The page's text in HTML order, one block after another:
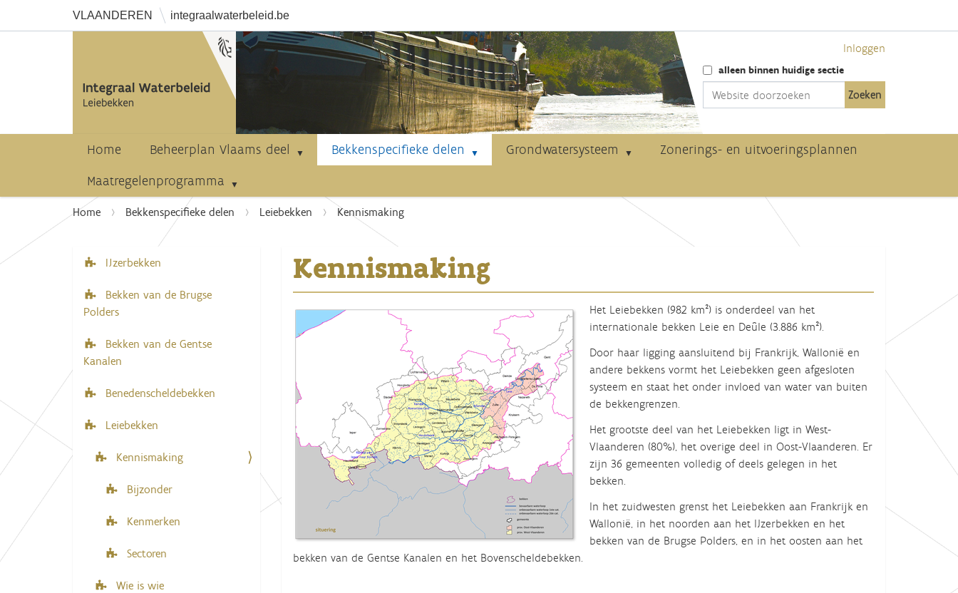
VLAANDEREN integraalwaterbeleid.be
Zoekalleen binnen huidige sectie
Inloggen
Home Beheerplan Vlaams deel Bekkenspecifieke delen Grondwatersysteem
Zonerings- en uitvoeringsplannen
Maatregelenprogramma
U
Home Bekkenspecifieke delen Leiebekken Kennismaking
Kennismaking
Het Leiebekken (982 km²) is onderdeel van het
internationale bekken Leie en Deûle (3.886 km²).
Door haar ligging aansluitend bij Frankrijk, Wallonië en
andere bekkens vormt het Leiebekken geen afgesloten
systeem en staat het onder invloed van water van buiten
de bekkengrenzen.
Het grootste deel van het Leiebekken ligt in West-
Vlaanderen (80%), het overige deel in Oost-Vlaanderen. Er
zijn 36 gemeenten volledig of deels gelegen in het
bekken.
In het zuidwesten grenst het Leiebekken aan Frankrijk en
Wallonië, in het noorden aan het IJzerbekken en het
bekken van de Brugse Polders, en in het oosten aan het
bekken van de Gentse Kanalen en het Bovenscheldebekken.
N
a
v
g
t
IJzerbekken
Bekken van de Brugse
Polders
Bekken van de Gentse
Kanalen
Benedenscheldebekken
Leiebekken
Kennismaking
Bijzonder
Kenmerken
Sectoren
Wie is wie